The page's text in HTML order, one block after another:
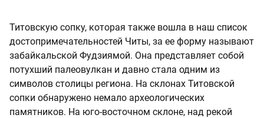
Титовскую сопку, которая также вошла в наш список
достопримечательностей Читы, за ее форму называют
забайкальской Фудзиямой. Она представляет собой
потухший палеовулкан и давно стала одним из
символов столицы региона. На склонах Титовской
сопки обнаружено немало археологических
памятников. На юго-восточном склоне, над рекой